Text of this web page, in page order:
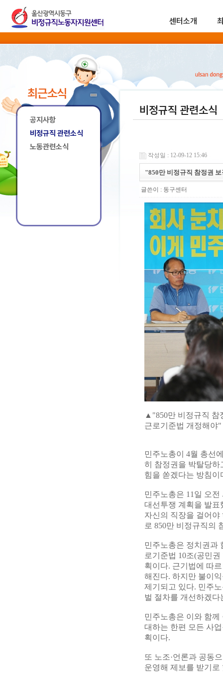
센터소개
최근소식
공지사항
비정규직 관련소식
노동관련소식
비정규직 관련소식
작성일 : 12-09-12 15:46
"850만 비정규직 참정권
글쓴이 : 동구센터
▲"850만 비정규직 참
근로기준법 개정해야"
민주노총이 4월 총선
히 참정권을 박탈당하
힘을 쏟겠다는 방침이
민주노총은 11일 오
대선투쟁 계획을 발표
자신의 직장을 걸어야
로 850만 비정규직의
민주노총은 정치권과
로기준법 10조(공민
획이다. 근기법에 따
해진다. 하지만 불이
제기되고 있다. 민주
벌 절차를 개선하겠다
민주노총은 이와 함
대하는 한편 모든 사
획이다.
또 노조·언론과 공동
운영해 제보를 받기로